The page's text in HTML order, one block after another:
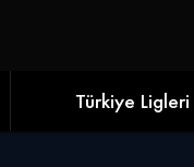
Türkiye Ligleri